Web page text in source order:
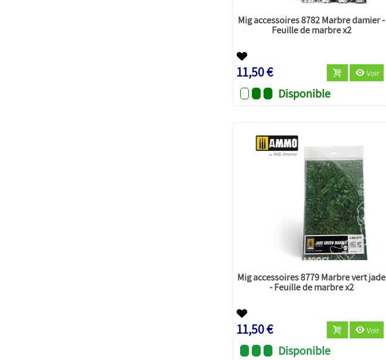
Mig accessoires 8782 Marbre damier -
Feuille de marbre x2
11,50 € Voir
Disponible
Mig accessoires 8779 Marbre vert jade
- Feuille de marbre x2
11,50 € Voir
Disponible